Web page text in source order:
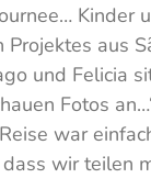
Kinder
Projektes aus
und Felicia
Fotos
war
wir teilen